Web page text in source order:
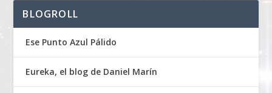
BLOGROLL
Ese Punto Azul Pálido
Eureka, el blog de Daniel Marín